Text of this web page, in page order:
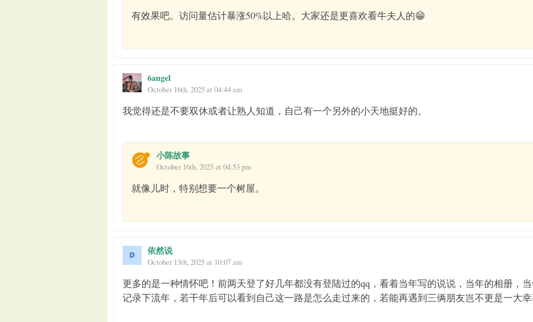
有效果吧。访问量估计暴涨50%以上哈。大家还是更喜欢看牛夫人的😁
6angel
October 16th, 2025 at 04:44 am
我觉得还是不要双休或者让熟人知道，自己有一个另外的小天地挺好的。
小陈故事
October 16th, 2025 at 04:53 pm
就像儿时，特别想要一个树屋。
依然说
October 13th, 2025 at 10:07 am
更多的是一种情怀吧！前两天登了好几年都没有登陆过的qq，看着当年写的说说，当年的相册，
记录下流年，若干年后可以看到自己这一路是怎么走过来的，若能再遇到三俩朋友岂不更是一大